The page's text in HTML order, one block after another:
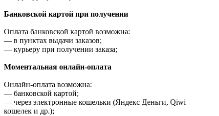
Банковской картой при получении
Оплата банковской картой возможна:
— в пунктах выдачи заказов;
— курьеру при получении заказа;
Моментальная онлайн-оплата
Онлайн-оплата возможна:
— банковской картой;
— через электронные кошельки (Яндекс Деньги, Qiwi
кошелек и др.);